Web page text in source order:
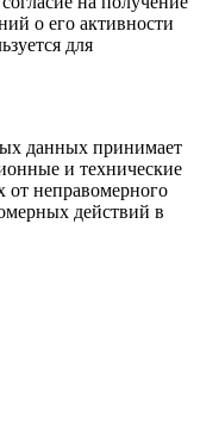
о его активности
для
данных принимает
и технические
неправомерного
действий в